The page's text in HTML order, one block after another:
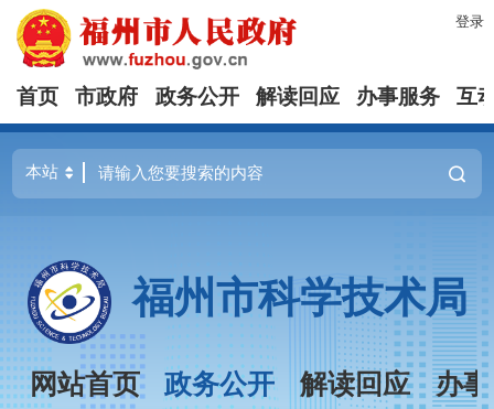
登录
首页 市政府 政务公开 解读回应 办事服务 互
福州市科学技术局
网站首页 政务公开 解读回应 办